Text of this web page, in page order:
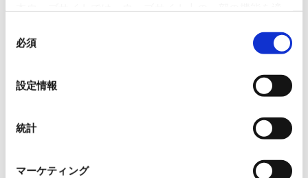
いるので、ご注意ください。これらのクッキーが受け入
れられない場合、本ウェブサイトの機能が制限される場
必須
設定情報
統計
マーケティング
使用済み化粧品容器をネームプ